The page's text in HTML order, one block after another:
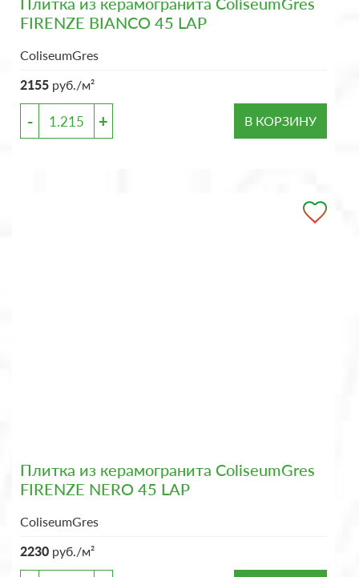
FIRENZE BIANCO 45 LAP
ColiseumGres
2155 руб./м²
- + В КОРЗИНУ
Плитка из керамогранита ColiseumGres
FIRENZE NERO 45 LAP
ColiseumGres
2230 руб./м²